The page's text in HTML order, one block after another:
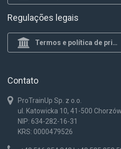
Regulações legais
Termos e política de privacidade
Contato
ProTrainUp Sp. z o.o.
ul. Katowicka 10, 41-500
NIP: 634-282-16-31
KRS: 0000479526